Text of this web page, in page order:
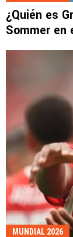
¿Quién es
Sommer en
MUNDIAL 2026